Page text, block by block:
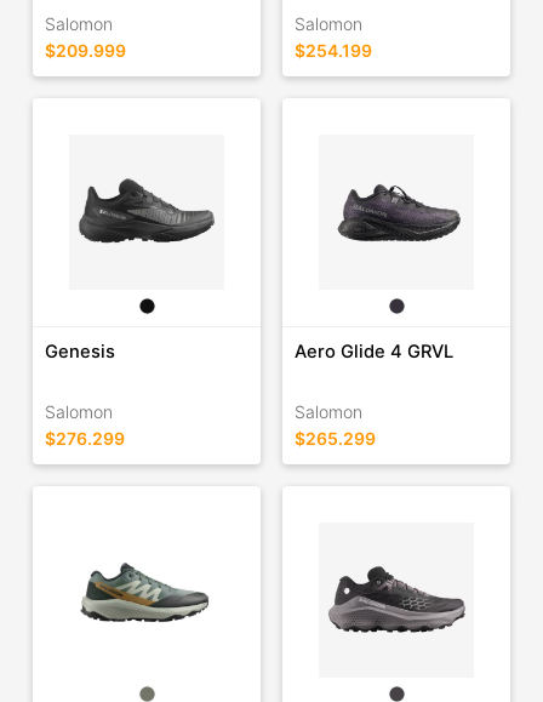
Salomon
$209.999
Salomon
$254.199
Genesis
Salomon
$276.299
Aero Glide 4 GRVL
Salomon
$265.299